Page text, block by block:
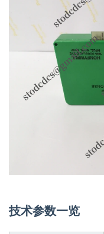
技术参数一览